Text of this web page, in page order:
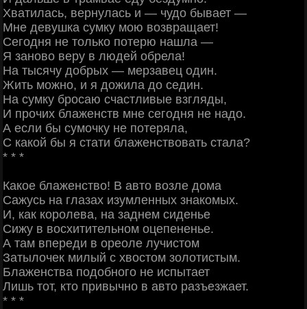
Хватилась, вернулась и — чудо бывает —
Мне девушка сумку мою возвращает!
Сегодня не только потерю нашла —
Я заново веру в людей обрела!
На тысячу добрых — мерзавец один.
Жить можно, и я дожила до седин.
На сумку бросаю счастливые взгляды,
И прочих блаженств мне сегодня не надо.
А если бы сумочку не потеряла,
С какой бы я стати блаженствовать стала?
* * *
Какое блаженство! В авто возле дома
Сажусь на глазах изумленных знакомых.
И, как королева, на заднем сиденье
Сижу в восхитительном оцепененье.
А там впереди в ореоле лучистом
Затылочек милый с хвостом золотистым.
Блаженства подобного не испытает
Лишь тот, кто привычно в авто разъезжает.
* * *